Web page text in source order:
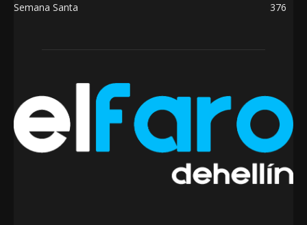
Semana Santa
376